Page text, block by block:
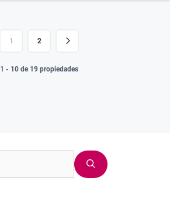
1 2
1 - 10 de 19 propiedades